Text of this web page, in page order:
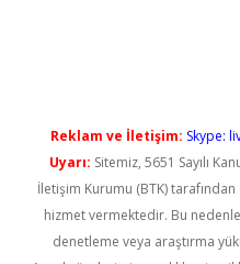
Reklam ve İletişim: Skype:
Uyarı: Sitemiz, 5651 Sayılı
İletişim Kurumu (BTK)
hizmet vermektedir. Bu
denetleme veya araştırma